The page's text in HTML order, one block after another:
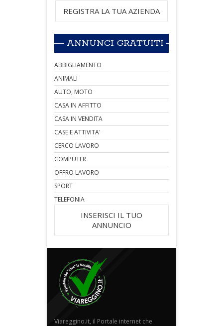
REGISTRA LA TUA AZIENDA
ANNUNCI GRATUITI
ABBIGLIAMENTO
ANIMALI
AUTO, MOTO
CASA IN AFFITTO
CASA IN VENDITA
CASE E ATTIVITA'
CERCO LAVORO
COMPUTER
OFFRO LAVORO
SPORT
TELEFONIA
INSERISCI IL TUO
ANNUNCIO
Viareggino.it, il Portale internet che